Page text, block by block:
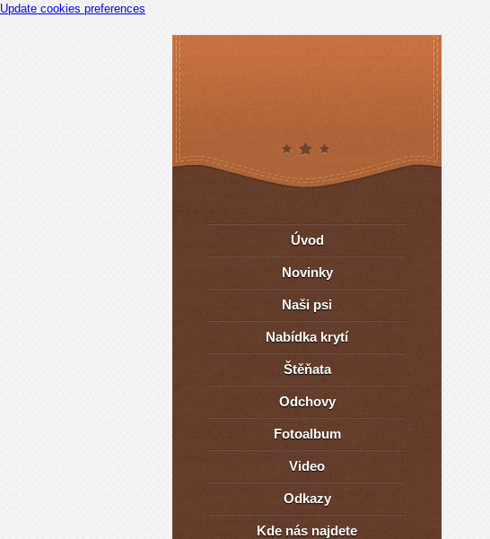
Update cookies preferences
Úvod
Novinky
Naši psi
Nabídka krytí
Štěňata
Odchovy
Fotoalbum
Video
Odkazy
Kde nás najdete